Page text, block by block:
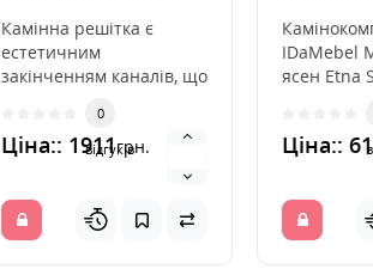
Камінна решітка є
естетичним
закінченням каналів, що
повітря з каміна. Вона
інс..
0
відгуків
Ціна:: 1911грн.
IDaMebel
ясен Etna
даремно
Ціна::